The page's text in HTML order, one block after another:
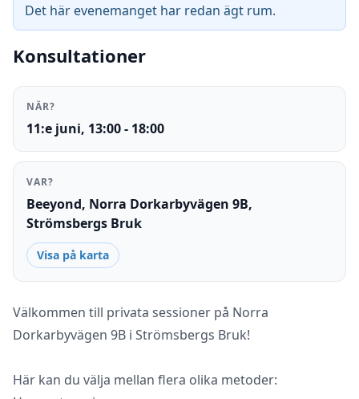
Det här evenemanget har redan ägt rum.
Konsultationer
Välkommen till privata sessioner på Norra
Dorkarbyvägen 9B i Strömsbergs Bruk!
Här kan du välja mellan flera olika metoder:
NÄR?
11:e juni, 13:00 - 18:00
VAR?
Beeyond, Norra Dorkarbyvägen 9B,
Strömsbergs Bruk
Visa på karta